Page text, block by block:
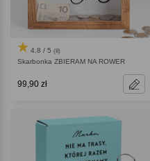
4.8 / 5 (8)
Skarbonka ZBIERAM NA ROWER
99,90 zł